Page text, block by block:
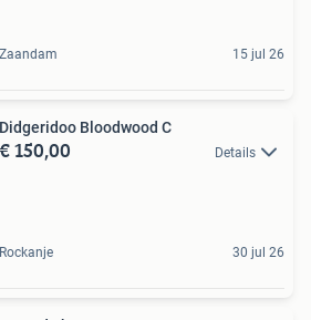
Zaandam 15 jul 26
Didgeridoo Bloodwood C
€ 150,00 Details
Rockanje 30 jul 26